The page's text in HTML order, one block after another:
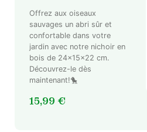
Offrez aux oiseaux
sauvages un abri sûr et
confortable dans votre
jardin avec notre nichoir en
bois de 24x15x22 cm.
Découvrez-le dès
maintenant!🐤
15,99 €